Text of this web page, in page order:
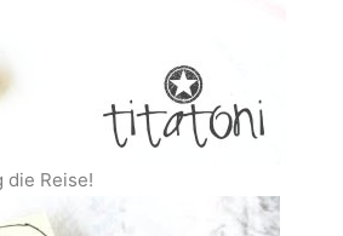
die Reise!